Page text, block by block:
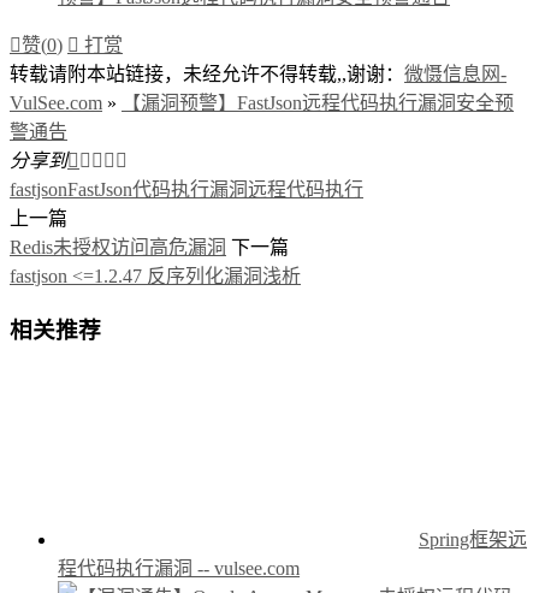
赞(0)  打赏
转载请附本站链接，未经允许不得转载,,谢谢： 微慑信息网-
VulSee.com »
【漏洞预警】FastJson远程代码执行漏洞安全预
警通告
分享到    
fastjsonFastJson代码执行漏洞远程代码执行
上一篇
Redis未授权访问高危漏洞 下一篇
fastjson <=1.2.47 反序列化漏洞浅析
相关推荐
Spring框架远
程代码执行漏洞 -- vulsee.com